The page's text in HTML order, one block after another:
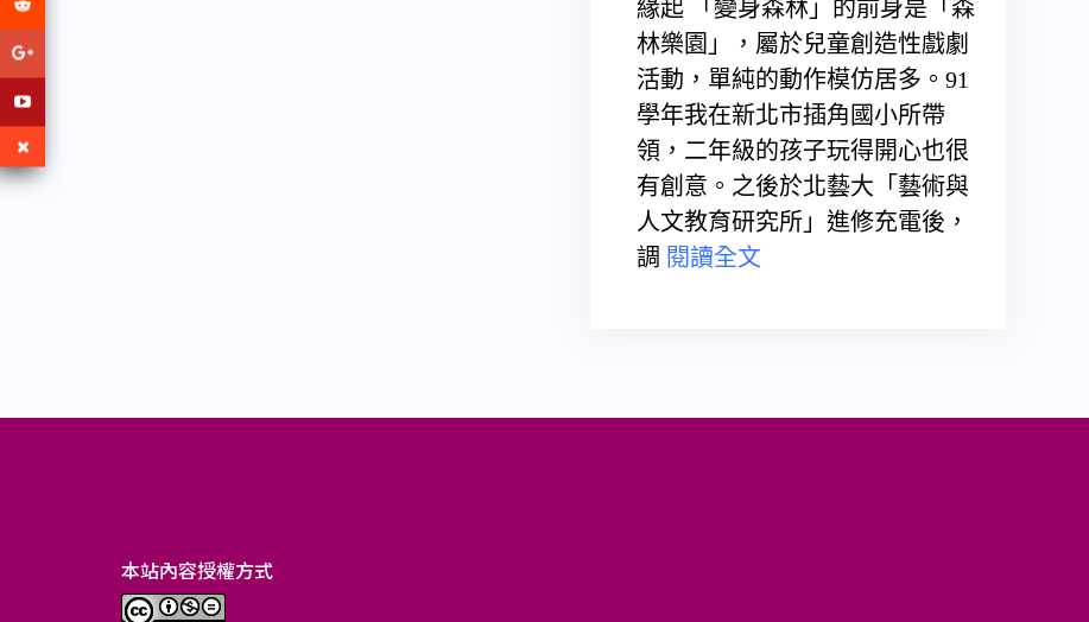
緣起 「變身森林」的前身是「森
林樂園」，屬於兒童創造性戲劇
活動，單純的動作模仿居多。91
學年我在新北市插角國小所帶
領，二年級的孩子玩得開心也很
有創意。之後於北藝大「藝術與
人文教育研究所」進修充電後，
調 閱讀全文
本站內容授權方式